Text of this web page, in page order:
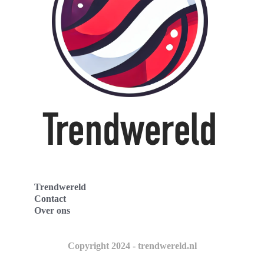
Trendwereld
Contact
Over ons
Copyright 2024 - trendwereld.nl